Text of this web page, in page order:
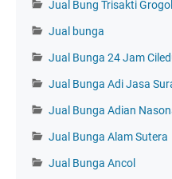
Jual Bung Trisakti
Jual bunga
Jual Bunga 24 Jam
Jual Bunga Adi Jasa
Jual Bunga Adian
Jual Bunga Alam Sutera
Jual Bunga Ancol